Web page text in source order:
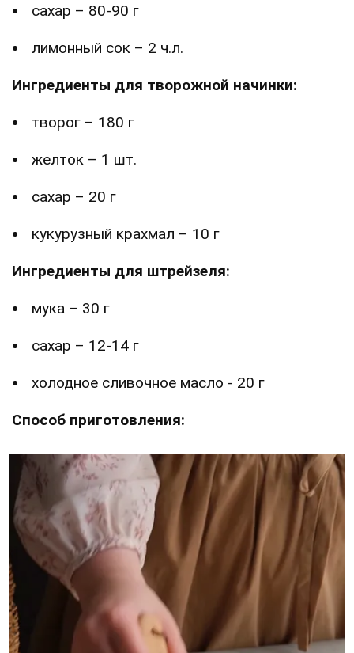
сахар – 80-90 г
лимонный сок – 2 ч.л.
Ингредиенты для творожной начинки:
творог – 180 г
желток – 1 шт.
сахар – 20 г
кукурузный крахмал – 10 г
Ингредиенты для штрейзеля:
мука – 30 г
сахар – 12-14 г
холодное сливочное масло - 20 г
Способ приготовления: